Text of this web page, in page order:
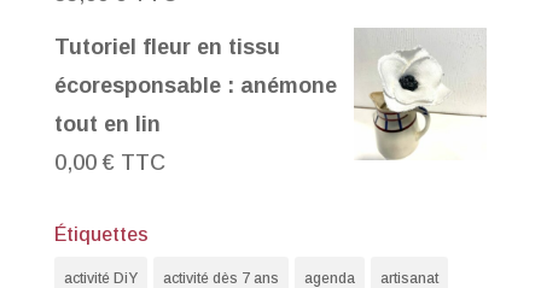
Tutoriel fleur en tissu
écoresponsable : anémone
tout en lin
0,00 € TTC
Étiquettes
activité DiY activité dès 7 ans agenda artisanat